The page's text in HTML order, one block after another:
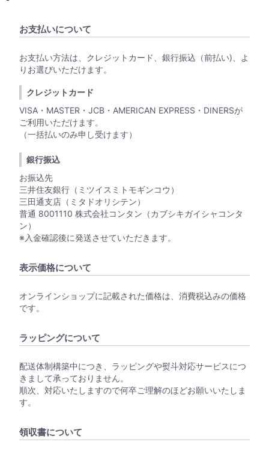
お支払いについて
お支払い方法は、クレジットカード、銀行振込（前払い)、よ
りお選びいただけます。
クレジットカード
VISA・MASTER・JCB・AMERICAN EXPRESS・DINERSが
ご利用いただけます。
（一括払いのみ申し受けます）
銀行振込
お振込先
三井住友銀行（ミツイスミトモギンコウ）
三田通支店（ミタドオリシテン）
普通 8001110 株式会社コンタン（カブシキガイシャコンタ
ン）
※入金確認後に発送させていただきます。
表示価格について
オンラインショップに記載された価格は、消費税込みの価格
です。
ラッピングについて
配送体制構築中につき、ラッピングや熨斗対応サービスにつ
きまして承っておりません。
順次、対応いたしますので何卒ご理解のほどお願いいたしま
す。
領収書について